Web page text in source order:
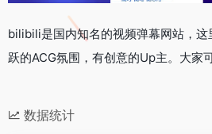
bilibili是国内知名的视频弹幕网站，
跃的ACG氛围，有创意的Up主。大家
数据统计